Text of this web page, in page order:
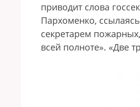
приводит слова
Пархоменко,
секретарем
всей полноте». «Две